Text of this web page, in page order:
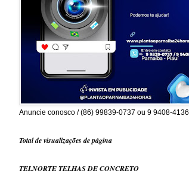
Anuncie conosco / (86) 99839-0737 ou 9 9408-4136
Total de visualizações de página
TELNORTE TELHAS DE CONCRETO